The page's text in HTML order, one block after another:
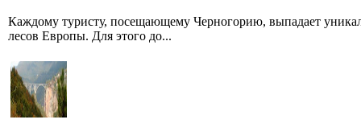
Каждому туристу, посещающему Черногорию, выпадает
лесов Европы. Для этого до...